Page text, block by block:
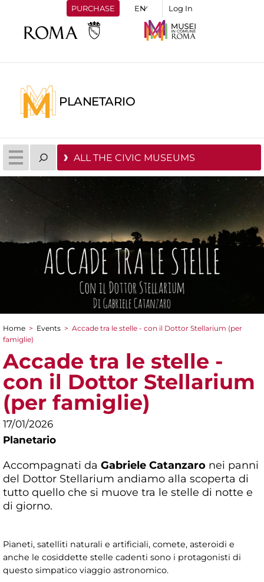
PURCHASE Log In
PLANETARIO
ALL THE CIVIC MUSEUMS
You are here
Home > Events > Accade tra le stelle - con il Dottor Stellarium (per
famiglie)
Accade tra le stelle -
con il Dottor Stellarium
(per famiglie)
17/01/2026
Planetario
Accompagnati da Gabriele Catanzaro nei panni
del Dottor Stellarium andiamo alla scoperta di
tutto quello che si muove tra le stelle di notte e
di giorno.
Pianeti, satelliti naturali e artificiali, comete, asteroidi e
anche le cosiddette stelle cadenti sono i protagonisti di
questo simpatico viaggio astronomico.